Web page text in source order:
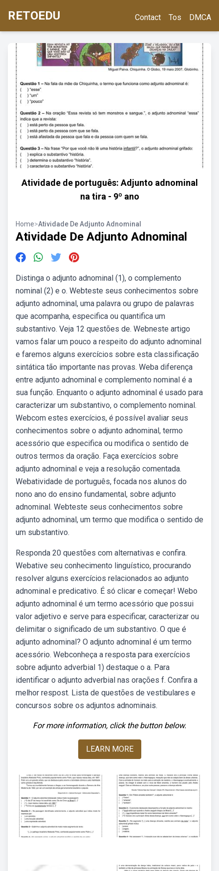
RETOEDU Contact Tos DMCA
Atividade de português: Adjunto adnominal
na tira - 9º ano
Home>Atividade De Adjunto Adnominal
Atividade De Adjunto Adnominal
Distinga o adjunto adnominal (1), o complemento
nominal (2) e o. Webteste seus conhecimentos sobre
adjunto adnominal, uma palavra ou grupo de palavras
que acompanha, especifica ou quantifica um
substantivo. Veja 12 questões de. Webneste artigo
vamos falar um pouco a respeito do adjunto adnominal
e faremos alguns exercícios sobre esta classificação
sintática tão importante nas provas. Weba diferença
entre adjunto adnominal e complemento nominal é a
sua função. Enquanto o adjunto adnominal é usado para
caracterizar um substantivo, o complemento nominal.
Webcom estes exercícios, é possível avaliar seus
conhecimentos sobre o adjunto adnominal, termo
acessório que especifica ou modifica o sentido de
outros termos da oração. Faça exercícios sobre
adjunto adnominal e veja a resolução comentada.
Webatividade de português, focada nos alunos do
nono ano do ensino fundamental, sobre adjunto
adnominal. Webteste seus conhecimentos sobre
adjunto adnominal, um termo que modifica o sentido de
um substantivo.
Responda 20 questões com alternativas e confira.
Webative seu conhecimento linguístico, procurando
resolver alguns exercícios relacionados ao adjunto
adnominal e predicativo. É só clicar e começar! Webo
adjunto adnominal é um termo acessório que possui
valor adjetivo e serve para especificar, caracterizar ou
delimitar o significado de um substantivo. O que é
adjunto adnominal? O adjunto adnominal é um termo
acessório. Webconheça a resposta para exercícios
sobre adjunto adverbial 1) destaque o a. Para
identificar o adjunto adverbial nas orações f. Confira a
melhor respost. Lista de questões de vestibulares e
concursos sobre os adjuntos adnominais.
For more information, click the button below.
LEARN MORE